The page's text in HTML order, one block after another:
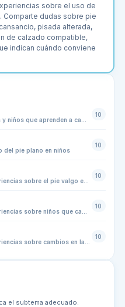
sobre el uso de
Comparte dudas sobre pie
pisada alterada,
de calzado compatible,
indican cuándo conviene
10
del pie plano en niños
10
Subforo dedicado a consultas y experiencias sobre el pie valgo en niños: tobillos que se inclinan hacia dentro, pisada alterada, cansancio al caminar, dolor en pies o piernas, uso de plantillas, elección de calzado y evolución con el crecimiento. Ideal para familias que buscan orientación y señales para saber cuándo acudir a un podólogo infantil.
10
10
10
el subtema adecuado.